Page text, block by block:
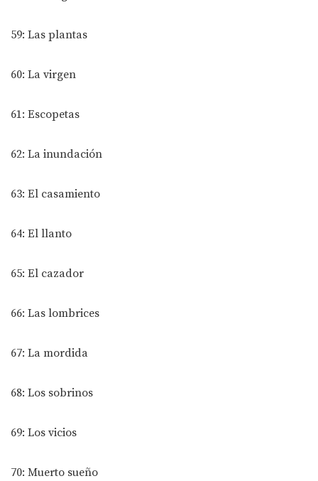
59: Las plantas
60: La virgen
61: Escopetas
62: La inundación
63: El casamiento
64: El llanto
65: El cazador
66: Las lombrices
67: La mordida
68: Los sobrinos
69: Los vicios
70: Muerto sueño